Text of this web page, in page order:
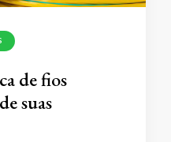
de fios
suas